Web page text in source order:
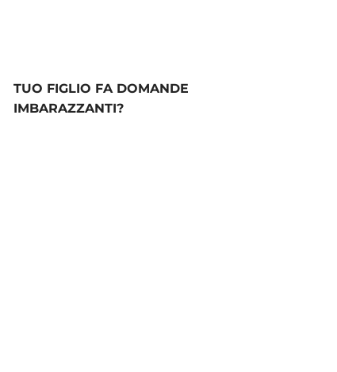
TUO FIGLIO FA DOMANDE
IMBARAZZANTI?